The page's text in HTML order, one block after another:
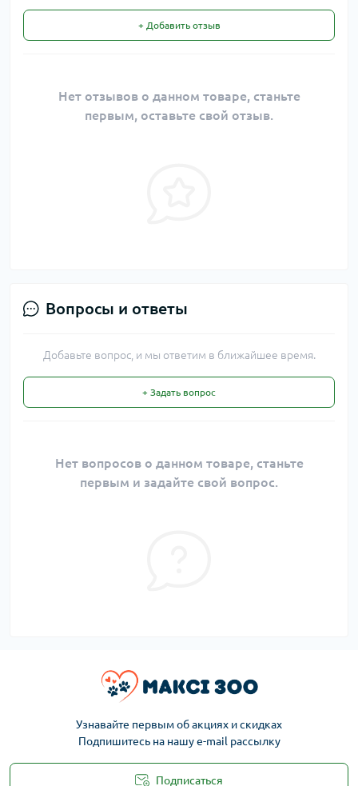
+ Добавить отзыв
Нет отзывов о данном товаре, станьте
первым, оставьте свой отзыв.
Вопросы и ответы
Добавьте вопрос, и мы ответим в ближайшее время.
+ Задать вопрос
Нет вопросов о данном товаре, станьте
первым и задайте свой вопрос.
Узнавайте первым об акциях и скидках
Подпишитесь на нашу e-mail рассылку
Подписаться